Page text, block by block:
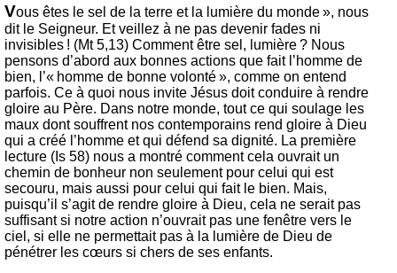
Vous êtes le sel de la terre et la lumière du monde », nous
dit le Seigneur. Et veillez à ne pas devenir fades ni
invisibles ! (Mt 5,13) Comment être sel, lumière ? Nous
pensons d’abord aux bonnes actions que fait l’homme de
bien, l’« homme de bonne volonté », comme on entend
parfois. Ce à quoi nous invite Jésus doit conduire à rendre
gloire au Père. Dans notre monde, tout ce qui soulage les
maux dont souffrent nos contemporains rend gloire à Dieu
qui a créé l’homme et qui défend sa dignité. La première
lecture (Is 58) nous a montré comment cela ouvrait un
chemin de bonheur non seulement pour celui qui est
secouru, mais aussi pour celui qui fait le bien. Mais,
puisqu’il s’agit de rendre gloire à Dieu, cela ne serait pas
suffisant si notre action n’ouvrait pas une fenêtre vers le
ciel, si elle ne permettait pas à la lumière de Dieu de
pénétrer les cœurs si chers de ses enfants.